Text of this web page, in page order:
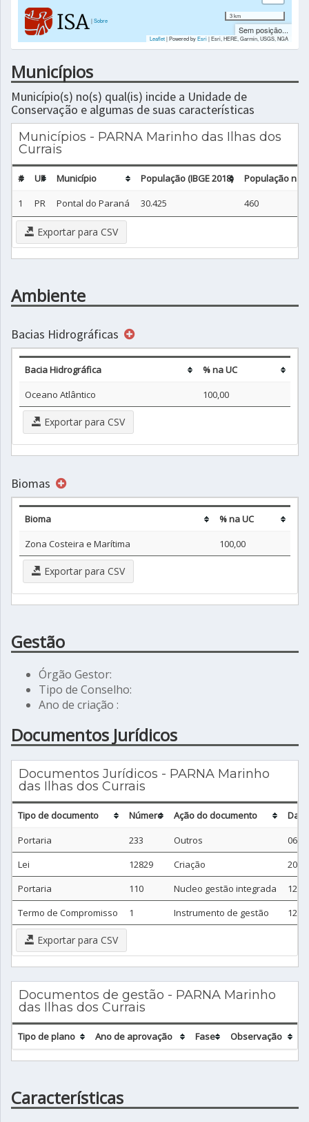
|Sobre
3 km
Sem posição...
Leaflet| Powered byEsri|Esri, HERE, Garmin, USGS, NGA
Municípios
Município(s) no(s) qual(is) incide a Unidade de
Conservação e algumas de suas características
Municípios - PARNA Marinho das Ilhas dos
Currais
# UF Município População (IBGE 2018)
População não
1
PR Pontal do Paraná 30.425 460
Exportar para CSV
Ambiente
Bacias Hidrográficas
Bacia Hidrográfica
% na UC
Oceano Atlântico
100,00
Exportar para CSV
Biomas
Bioma
% na UC
Zona Costeira e Marítima
100,00
Exportar para CSV
Gestão
Órgão Gestor:
Tipo de Conselho:
Ano de criação :
Documentos Jurídicos
Documentos Jurídicos - PARNA Marinho
das Ilhas dos Currais
Tipo de documento Número Ação do documento
Portaria
233 Outros
06/
Lei
12829 Criação
20/
Portaria
110 Nucleo gestão integrada
12/
Termo de Compromisso
1 Instrumento de gestão 12/
Exportar para CSV
Documentos de gestão - PARNA Marinho
das Ilhas dos Currais
Tipo de plano Ano de aprovação Fase Observação
Características